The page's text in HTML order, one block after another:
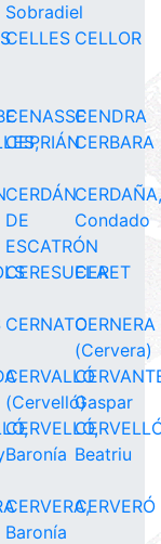
Sobradiel
CELLES CELLOR
CENASSECENDRA
CEPRIÁNCERBARA
CERDÁN
DE
ESCATRÓN
Condado
CERESUELA
CERET
CERNATOCERNERA
(Cervera)
CERVALLÓ
(Cervelló)Gaspar
CERVELLÓ,
Baronía Beatriu
CERVERA,
Baronía
CERVERÓ